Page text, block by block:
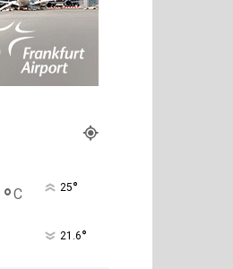
°C 25°
21.6°